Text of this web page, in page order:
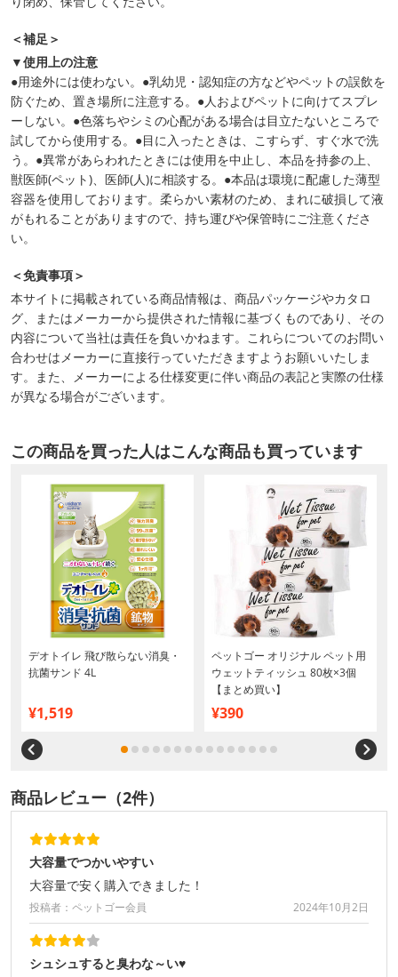
＜補足＞
▼使用上の注意
●用途外には使わない。●乳幼児・認知症の方などやペットの誤飲を
防ぐため、置き場所に注意する。●人およびペットに向けてスプレ
ーしない。●色落ちやシミの心配がある場合は目立たないところで
試してから使用する。●目に入ったときは、こすらず、すぐ水で洗
う。●異常があらわれたときには使用を中止し、本品を持参の上、
獣医師(ペット)、医師(人)に相談する。●本品は環境に配慮した薄型
容器を使用しております。柔らかい素材のため、まれに破損して液
がもれることがありますので、持ち運びや保管時にご注意くださ
い。
＜免責事項＞
本サイトに掲載されている商品情報は、商品パッケージやカタロ
グ、またはメーカーから提供された情報に基づくものであり、その
内容について当社は責任を負いかねます。これらについてのお問い
合わせはメーカーに直接行っていただきますようお願いいたしま
す。また、メーカーによる仕様変更に伴い商品の表記と実際の仕様
が異なる場合がございます。
この商品を買った人はこんな商品も買っています
デオトイレ 飛び散らない消臭・
抗菌サンド 4L
¥1,519
ペットゴー オリジナル ペット用
ウェットティッシュ 80枚×3個
【まとめ買い】
¥390
商品レビュー（2件）
大容量でつかいやすい
大容量で安く購入できました！
投稿者：ペットゴー会員 2024年10月2日
シュシュすると臭わな～い♥